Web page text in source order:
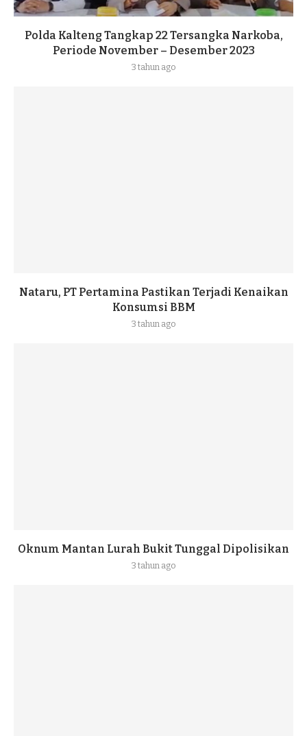
Polda Kalteng Tangkap 22 Tersangka Narkoba,
Periode November – Desember 2023
3 tahun ago
Nataru, PT Pertamina Pastikan Terjadi Kenaikan
Konsumsi BBM
3 tahun ago
Oknum Mantan Lurah Bukit Tunggal Dipolisikan
3 tahun ago